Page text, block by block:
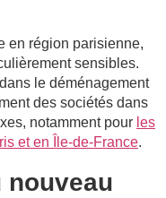
en région parisienne,
sensibles.
le déménagement
des sociétés dans
notamment pour les
et en Île-de-France.
nouveau